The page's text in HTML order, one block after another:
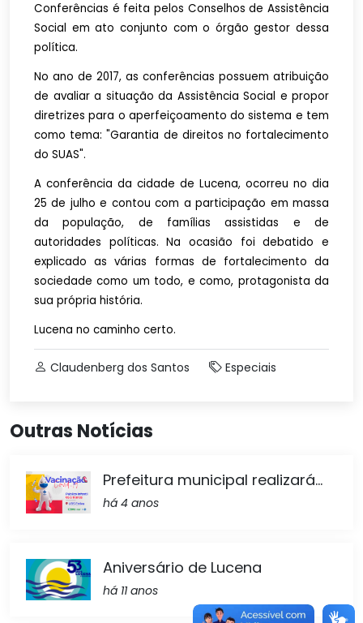
Conferências é feita pelos Conselhos de Assistência
Social em ato conjunto com o órgão gestor dessa
política.
No ano de 2017, as conferências possuem atribuição
de avaliar a situação da Assistência Social e propor
diretrizes para o aperfeiçoamento do sistema e tem
como tema: "Garantia de direitos no fortalecimento
do SUAS".
A conferência da cidade de Lucena, ocorreu no dia
25 de julho e contou com a participação em massa
da população, de famílias assistidas e de
autoridades políticas. Na ocasião foi debatido e
explicado as várias formas de fortalecimento da
sociedade como um todo, e como, protagonista da
sua própria história.
Lucena no caminho certo.
Claudenberg dos Santos Especiais
Outras Notícias
Prefeitura municipal realizará...
há 4 anos
Aniversário de Lucena
há 11 anos